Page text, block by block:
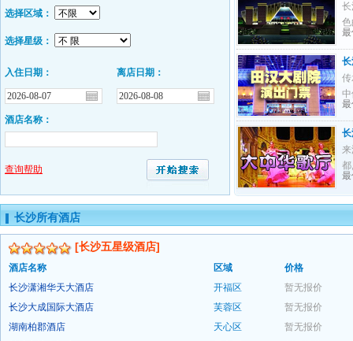
选择区域：
选择星级：
入住日期： 离店日期：
酒店名称：
查询帮助
传
中
都
长沙所有酒店
[长沙五星级酒店]
酒店名称 区域
价格
长沙潇湘华天大酒店
开福区
暂无报价
预订
长沙大成国际大酒店 芙蓉区
暂无报价
预订
湖南柏郡酒店 天心区
暂无报价